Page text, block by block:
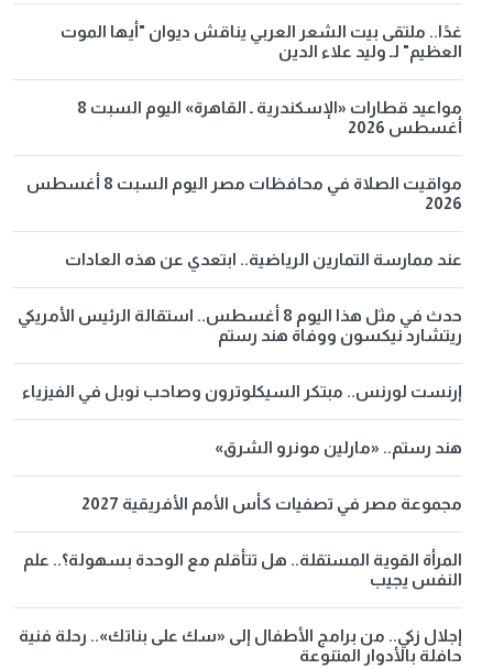
غدًا.. ملتقى بيت الشعر العربي يناقش ديوان "أيها الموت
العظيم" لـ وليد علاء الدين
مواعيد قطارات «الإسكندرية ـ القاهرة» اليوم السبت 8
أغسطس 2026
مواقيت الصلاة في محافظات مصر اليوم السبت 8 أغسطس
2026
عند ممارسة التمارين الرياضية.. ابتعدي عن هذه العادات
حدث في مثل هذا اليوم 8 أغسطس.. استقالة الرئيس الأمريكي
ريتشارد نيكسون ووفاة هند رستم
إرنست لورنس.. مبتكر السيكلوترون وصاحب نوبل في الفيزياء
هند رستم.. «مارلين مونرو الشرق»
مجموعة مصر في تصفيات كأس الأمم الأفريقية 2027
المرأة القوية المستقلة.. هل تتأقلم مع الوحدة بسهولة؟.. علم
النفس يجيب
إجلال زكي.. من برامج الأطفال إلى «سك على بناتك».. رحلة فنية
حافلة بالأدوار المتنوعة